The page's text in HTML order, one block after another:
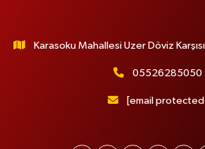
Karasoku Mahallesi Uzer Döviz
05526285050
[email